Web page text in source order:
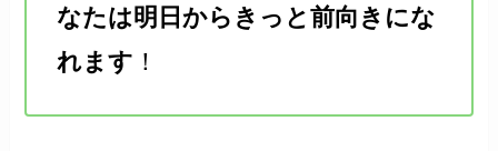
なたは明日からきっと前向きにな
れます ！